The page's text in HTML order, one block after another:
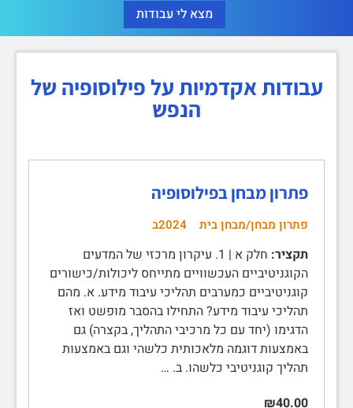
עבודות אקדמיות על פילוסופיה של
הנפש
פתרון מבחן בפילוסופיה
פתרון מבחן/מבחן בית 2024ב
תקציר:
חלק א | 1. עיקרון מרכזי של המדעים
הקוגניטיביים העכשוויים מתייחס ליכולות/כישורים
קוגניטיביים כמערבים תהליכי עיבוד מידע. א. מהם
תהליכי עיבוד מידע? התחילו בהסבר מופשט ואז
הדגימו (יחד עם כל מרכיבי התהליך, בקצרה) גם
באמצעות דוגמה מלאכותית כלשהי וגם באמצעות
תהליך קוגניטיבי כלשהו. ב. …
₪40.00